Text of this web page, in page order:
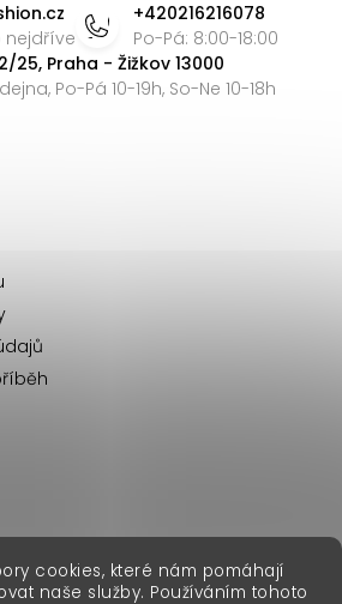
cookies, které nám pomáhají
naše služby. Používáním tohoto
+420216216078
Po-Pá: 8:00-18:00
25, Praha - Žižkov 13000
Po-Pá 10-19h, So-Ne 10-18h
erikafashion.sk